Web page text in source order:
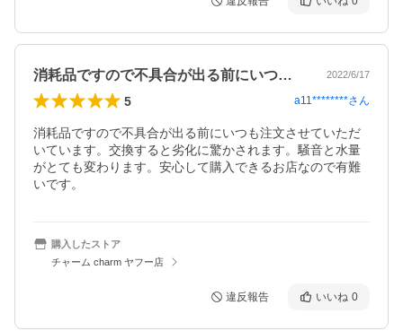
消耗品ですので不具合が出る前にいつも注… 2022/6/17
5 a11********さん
消耗品ですので不具合が出る前にいつも注文させていただ
いています。交換すると劣化に驚かされます。騒音と水量
がとても変わります。安心して購入できるお店なので有難
いです。
購入したストア
チャーム charm ヤフー店
違反報告 いいね 0